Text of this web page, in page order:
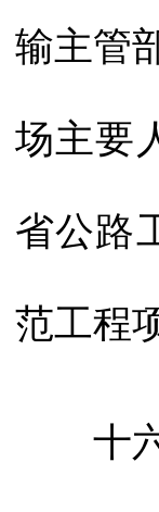
输主管
场主要
省公路
范工程
十六